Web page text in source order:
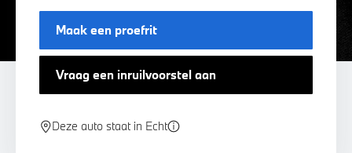
Maak een proefrit
Vraag een inruilvoorstel aan
Deze auto staat in Echt